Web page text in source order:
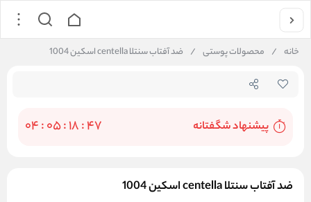
خانه / محصولات پوستی / ضد آفتاب سنتلا centella اسکین 1004
پيشنهاد شگفتانه 04:05:18:46
ضد آفتاب سنتلا centella اسکین 1004